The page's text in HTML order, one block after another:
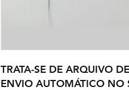
TRATA-SE DE ARQUIVO
ENVIO AUTOMÁTICO NO